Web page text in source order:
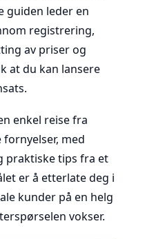
guiden leder en
registrering,
av priser og
at du kan lansere
enkel reise fra
med
praktiske tips fra et
er å etterlate deg i
kunder på en helg
vokser.